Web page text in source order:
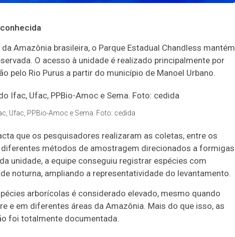
Amazônia brasileira, o Parque Estadual Chandless mantém
O acesso à unidade é realizado principalmente por
pelo Rio Purus a partir do município de Manoel Urbano.
Ufac, PPBio-Amoc e Sema. Foto: cedida
que os pesquisadores realizaram as coletas, entre os
métodos de amostragem direcionados a formigas
unidade, a equipe conseguiu registrar espécies com
noturna, ampliando a representatividade do levantamento.
arborícolas é considerado elevado, mesmo quando
e em diferentes áreas da Amazônia. Mais do que isso, as
foi totalmente documentada.